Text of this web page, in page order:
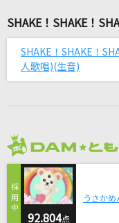
WOMAN
和田光司
しゅわりん☆どり
Pastel＊Palettes
SHAKE！SHAKE！
SHAKE！SHAKE！
人歌唱)(生音)
92.804点
うさかめ